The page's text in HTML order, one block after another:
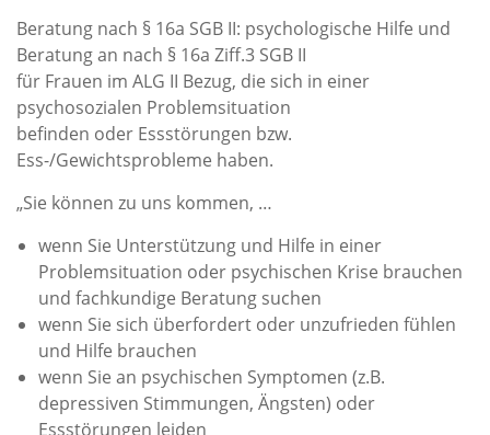
Beratung nach § 16a SGB II: psychologische Hilfe und
Beratung an nach § 16a Ziff.3 SGB II
für Frauen im ALG II Bezug, die sich in einer
psychosozialen Problemsituation
befinden oder Essstörungen bzw.
Ess-/Gewichtsprobleme haben.
„Sie können zu uns kommen, …
wenn Sie Unterstützung und Hilfe in einer
Problemsituation oder psychischen Krise brauchen
und fachkundige Beratung suchen
wenn Sie sich überfordert oder unzufrieden fühlen
und Hilfe brauchen
wenn Sie an psychischen Symptomen (z.B.
depressiven Stimmungen, Ängsten) oder
Essstörungen leiden